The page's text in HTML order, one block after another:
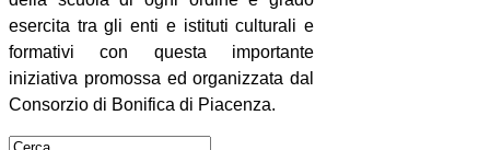
esercita tra gli enti e istituti culturali e
formativi con questa importante
iniziativa promossa ed organizzata dal
Consorzio di Bonifica di Piacenza.